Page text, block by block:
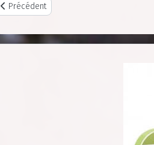
Previous article: CR Réunion du 07/03/2022
Précédent